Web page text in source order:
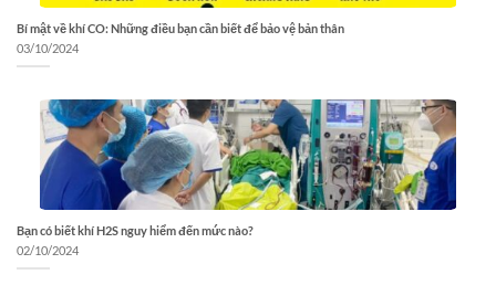
Bí mật về khí CO: Những điều bạn cần biết để bảo vệ bản thân
03/10/2024
Bạn có biết khí H2S nguy hiểm đến mức nào?
02/10/2024